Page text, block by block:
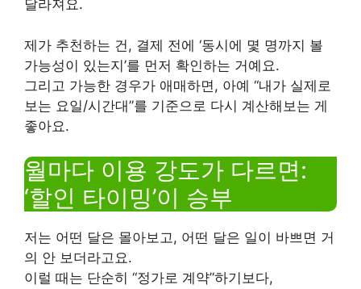
달라져요.
제가 추천하는 건, 결제 전에 ‘동시에 몇 명까지 볼
가능성이 있는지’를 먼저 확인하는 거예요.
그리고 가능한 경우가 애매하면, 아예 “내가 실제로
보는 요일/시간대”를 기준으로 다시 계산해보는 게
좋아요.
월마다 이용 강도가 다르면:
‘할인 타이밍’이 승부
저는 어떤 달은 몰아보고, 어떤 달은 일이 바쁘면 거
의 안 보더라고요.
이럴 때는 단순히 “정가로 계약”하기보다,